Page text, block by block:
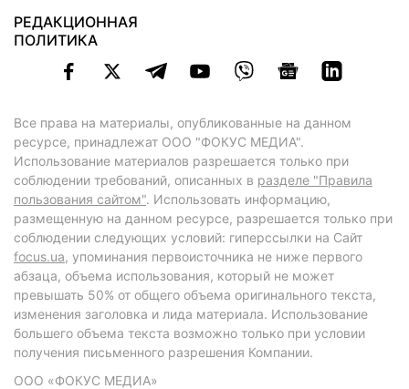
РЕДАКЦИОННАЯ
ПОЛИТИКА
Все права на материалы, опубликованные на данном
ресурсе, принадлежат ООО "ФОКУС МЕДИА".
Использование материалов разрешается только при
соблюдении требований, описанных в разделе "Правила
пользования сайтом". Использовать информацию,
размещенную на данном ресурсе, разрешается только при
соблюдении следующих условий: гиперссылки на Сайт
focus.ua, упоминания первоисточника не ниже первого
абзаца, объема использования, который не может
превышать 50% от общего объема оригинального текста,
изменения заголовка и лида материала. Использование
большего объема текста возможно только при условии
получения письменного разрешения Компании.
ООО «ФОКУС МЕДИА»